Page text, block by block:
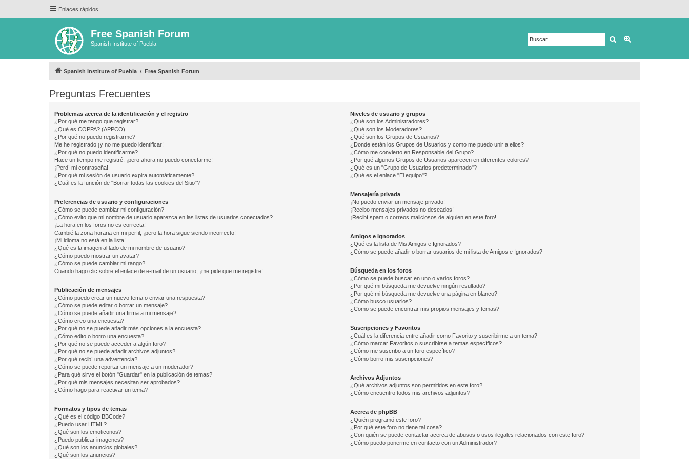
Enlaces rápidos
Free Spanish Forum
Spanish Institute of Puebla Buscar
Spanish Institute of Puebla Free Spanish Forum
Preguntas Frecuentes
Problemas acerca de la identificación y el registro
¿Por qué me tengo que registrar?
¿Qué es COPPA? (APPCO)
¿Por qué no puedo registrarme?
Me he registrado ¡y no me puedo identificar!
¿Por qué no puedo identificarme?
Hace un tiempo me registré, ¡pero ahora no puedo conectarme!
¡Perdí mi contraseña!
¿Por qué mi sesión de usuario expira automáticamente?
¿Cuál es la función de "Borrar todas las cookies del Sitio"?
Preferencias de usuario y configuraciones
¿Cómo se puede cambiar mi configuración?
¿Cómo evito que mi nombre de usuario aparezca en las listas de usuarios conectados?
¡La hora en los foros no es correcta!
Cambié la zona horaria en mi perfil, ¡pero la hora sigue siendo incorrecto!
¡Mi idioma no está en la lista!
¿Qué es la imagen al lado de mi nombre de usuario?
¿Cómo puedo mostrar un avatar?
¿Cómo se puede cambiar mi rango?
Cuando hago clic sobre el enlace de e-mail de un usuario, ¡me pide que me registre!
Publicación de mensajes
¿Cómo puedo crear un nuevo tema o enviar una respuesta?
¿Cómo se puede editar o borrar un mensaje?
¿Cómo se puede añadir una firma a mi mensaje?
¿Cómo creo una encuesta?
¿Por qué no se puede añadir más opciones a la encuesta?
¿Cómo edito o borro una encuesta?
¿Por qué no se puede acceder a algún foro?
¿Por qué no se puede añadir archivos adjuntos?
¿Por qué recibí una advertencia?
¿Cómo se puede reportar un mensaje a un moderador?
¿Para qué sirve el botón "Guardar" en la publicación de temas?
¿Por qué mis mensajes necesitan ser aprobados?
¿Cómo hago para reactivar un tema?
Formatos y tipos de temas
¿Qué es el código BBCode?
¿Puedo usar HTML?
¿Qué son los emoticonos?
¿Puedo publicar imagenes?
¿Qué son los anuncios globales?
¿Qué son los anuncios?
Niveles de usuario y grupos
¿Qué son los Administradores?
¿Qué son los Moderadores?
¿Qué son los Grupos de Usuarios?
¿Donde están los Grupos de Usuarios y como me puedo unir a ellos?
¿Cómo me convierto en Responsable del Grupo?
¿Por qué algunos Grupos de Usuarios aparecen en diferentes colores?
¿Qué es un "Grupo de Usuarios predeterminado"?
¿Qué es el enlace "El equipo"?
Mensajería privada
¡No puedo enviar un mensaje privado!
¡Recibo mensajes privados no deseados!
¡Recibí spam o correos maliciosos de alguien en este foro!
Amigos e Ignorados
¿Qué es la lista de Mis Amigos e Ignorados?
¿Cómo se puede añadir o borrar usuarios de mi lista de Amigos e Ignorados?
Búsqueda en los foros
¿Cómo se puede buscar en uno o varios foros?
¿Por qué mi búsqueda me devuelve ningún resultado?
¿Por qué mi búsqueda me devuelve una página en blanco?
¿Cómo busco usuarios?
¿Como se puede encontrar mis propios mensajes y temas?
Suscripciones y Favoritos
¿Cuál es la diferencia entre añadir como Favorito y suscribirme a un tema?
¿Cómo marcar Favoritos o suscribirse a temas específicos?
¿Cómo me suscribo a un foro específico?
¿Cómo borro mis suscripciones?
Archivos Adjuntos
¿Qué archivos adjuntos son permitidos en este foro?
¿Cómo encuentro todos mis archivos adjuntos?
Acerca de phpBB
¿Quién programó este foro?
¿Por qué este foro no tiene tal cosa?
¿Con quién se puede contactar acerca de abusos o usos ilegales relacionados con este foro?
¿Cómo puedo ponerme en contacto con un Administrador?